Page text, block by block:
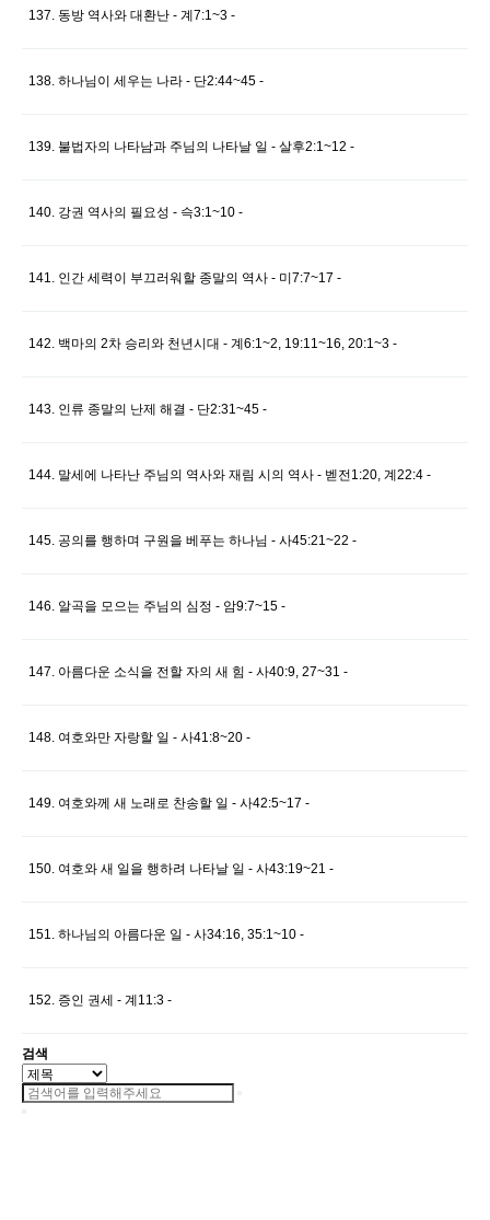
137. 동방 역사와 대환난 - 계7:1~3 -
138. 하나님이 세우는 나라 - 단2:44~45 -
139. 불법자의 나타남과 주님의 나타날 일 - 살후2:1~12 -
140. 강권 역사의 필요성 - 슥3:1~10 -
141. 인간 세력이 부끄러워할 종말의 역사 - 미7:7~17 -
142. 백마의 2차 승리와 천년시대 - 계6:1~2, 19:11~16, 20:1~3 -
143. 인류 종말의 난제 해결 - 단2:31~45 -
144. 말세에 나타난 주님의 역사와 재림 시의 역사 - 벧전1:20, 계22:4 -
145. 공의를 행하며 구원을 베푸는 하나님 - 사45:21~22 -
146. 알곡을 모으는 주님의 심정 - 암9:7~15 -
147. 아름다운 소식을 전할 자의 새 힘 - 사40:9, 27~31 -
148. 여호와만 자랑할 일 - 사41:8~20 -
149. 여호와께 새 노래로 찬송할 일 - 사42:5~17 -
150. 여호와 새 일을 행하려 나타날 일 - 사43:19~21 -
151. 하나님의 아름다운 일 - 사34:16, 35:1~10 -
152. 증인 권세 - 계11:3 -
검색